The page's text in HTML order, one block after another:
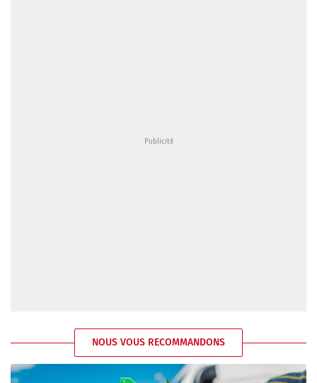
NOUS VOUS RECOMMANDONS